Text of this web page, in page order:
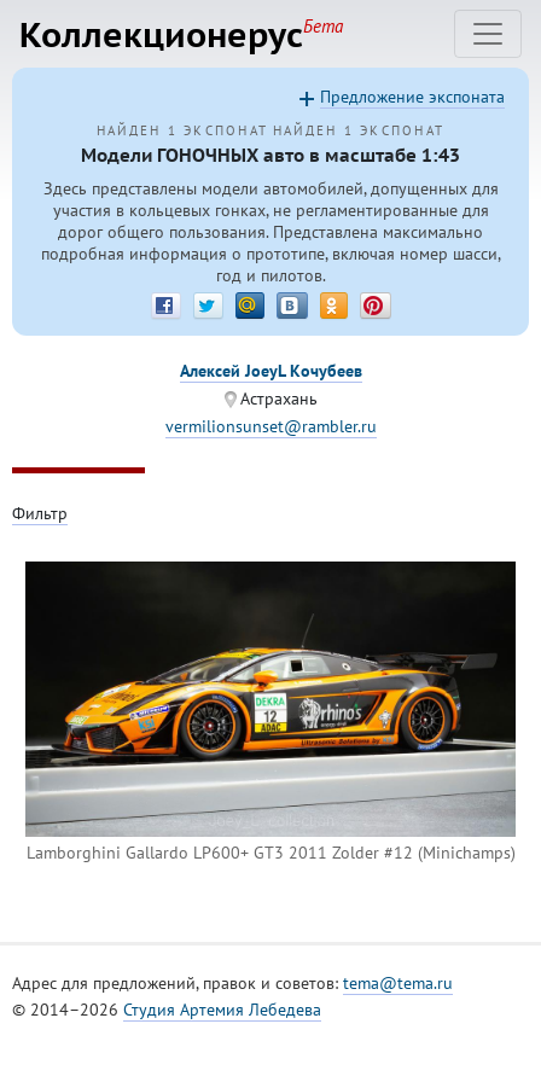
КоллекционерусБета
НАЙДЕН 1 ЭКСПОНАТ НАЙДЕН 1 ЭКСПОНАТ
Модели ГОНОЧНЫХ авто в масштабе 1:43
Здесь представлены модели автомобилей, допущенных для
участия в кольцевых гонках, не регламентированные для
дорог общего пользования. Представлена максимально
подробная информация о прототипе, включая номер шасси,
год и пилотов.
Предложение экспоната
Алексей JoeyL Кочубеев
Астрахань
vermilionsunset@rambler.ru
Lamborghini Gallardo LP600+ GT3 2011 Zolder #12 (Minichamps)
Фильтр
Адрес для предложений, правок и советов: tema@tema.ru
© 2014–2026 Студия Артемия Лебедева